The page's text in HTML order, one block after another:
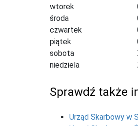
wtorek
środa
czwartek
piątek
sobota
niedziela
Sprawdź także
Urząd Skarbowy w